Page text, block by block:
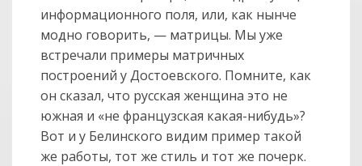
информационного поля, или, как нынче
модно говорить, — матрицы. Мы уже
встречали примеры матричных
построений у Достоевского. Помните, как
он сказал, что русская женщина это не
южная и «не французская какая-нибудь»?
Вот и у Белинского видим пример такой
же работы, тот же стиль и тот же почерк.